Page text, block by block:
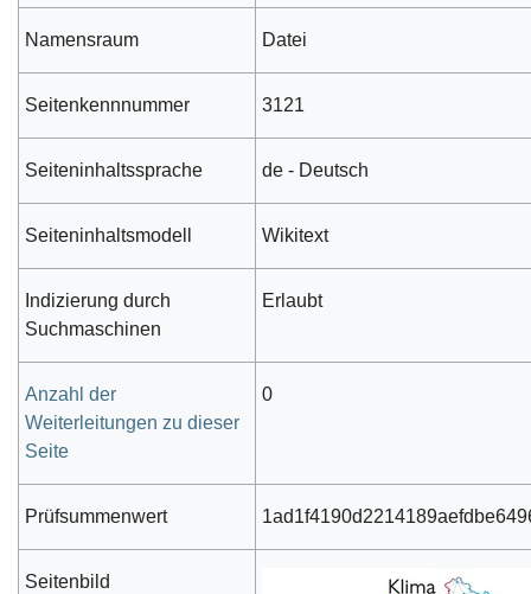
Namensraum Datei
Seitenkennnummer 3121
Seiteninhaltssprache de - Deutsch
Seiteninhaltsmodell Wikitext
Indizierung durch
Suchmaschinen
Erlaubt
Anzahl der
Weiterleitungen zu dieser
Seite
0
Prüfsummenwert
Seitenbild